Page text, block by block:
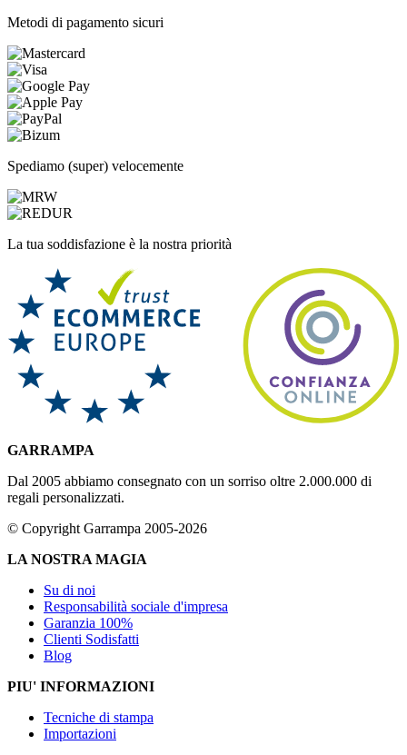
Metodi di pagamento sicuri
Spediamo (super) velocemente
La tua soddisfazione è la nostra priorità
GARRAMPA
Dal 2005 abbiamo consegnato con un sorriso oltre 2.000.000 di
regali personalizzati.
© Copyright Garrampa 2005-2026
LA NOSTRA MAGIA
Su di noi
Responsabilità sociale d'impresa
Garanzia 100%
Clienti Sodisfatti
Blog
PIU' INFORMAZIONI
Tecniche di stampa
Importazioni